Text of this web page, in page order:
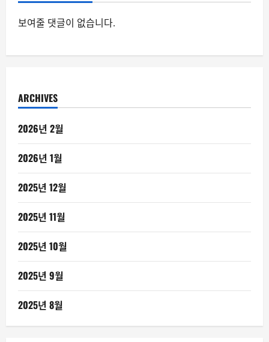
보여줄 댓글이 없습니다.
ARCHIVES
2026년 2월
2026년 1월
2025년 12월
2025년 11월
2025년 10월
2025년 9월
2025년 8월